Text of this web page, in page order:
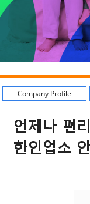
Company Profile
언제나 편
한인업소